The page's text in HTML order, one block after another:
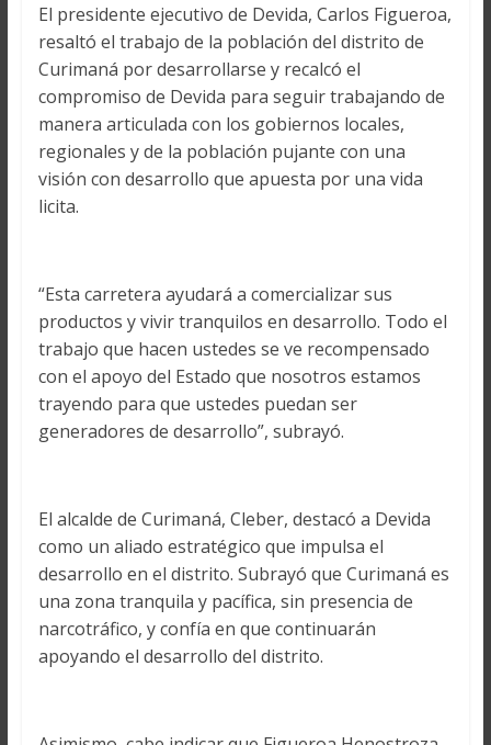
El presidente ejecutivo de Devida, Carlos Figueroa,
resaltó el trabajo de la población del distrito de
Curimaná por desarrollarse y recalcó el
compromiso de Devida para seguir trabajando de
manera articulada con los gobiernos locales,
regionales y de la población pujante con una
visión con desarrollo que apuesta por una vida
licita.
“Esta carretera ayudará a comercializar sus
productos y vivir tranquilos en desarrollo. Todo el
trabajo que hacen ustedes se ve recompensado
con el apoyo del Estado que nosotros estamos
trayendo para que ustedes puedan ser
generadores de desarrollo”, subrayó.
El alcalde de Curimaná, Cleber, destacó a Devida
como un aliado estratégico que impulsa el
desarrollo en el distrito. Subrayó que Curimaná es
una zona tranquila y pacífica, sin presencia de
narcotráfico, y confía en que continuarán
apoyando el desarrollo del distrito.